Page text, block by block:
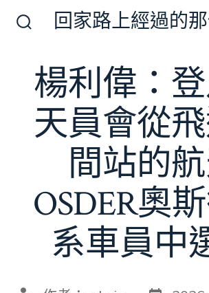
換
開
關
回家路上經過的
楊利偉：
天員會從
間站的
OSDER奧
系車員中